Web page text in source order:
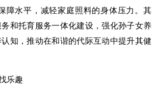
障水平，减轻家庭照料的身体压力。其
和托育服务一体化建设，强化孙子女养
知，推动在和谐的代际互动中提升其健
乐趣